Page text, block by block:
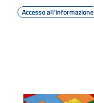
Accesso all'informazione